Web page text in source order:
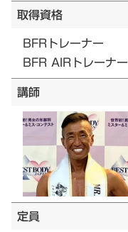
取得資格
BFRトレーナー
BFR AIRトレーナー
講師
定員